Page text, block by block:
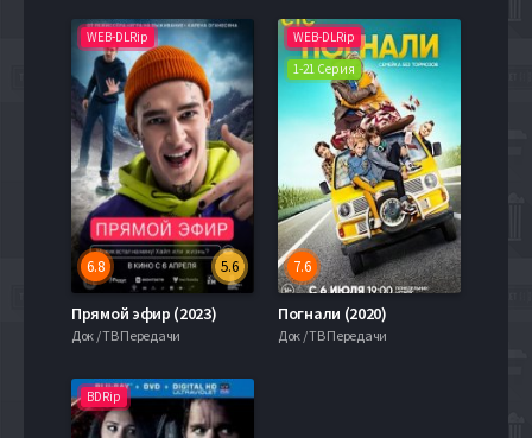
WEB-DLRip
5.6
6.8
Прямой эфир (2023)
Док / ТВ Передачи
WEB-DLRip
1-21 Серия
7.6
Погнали (2020)
Док / ТВ Передачи
BDRip